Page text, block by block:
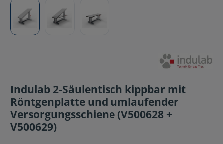
Indulab 2-Säulentisch kippbar mit
Röntgenplatte und umlaufender
Versorgungsschiene (V500628 +
V500629)